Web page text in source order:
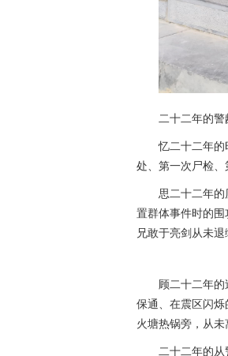
二十二年的
忆二十二年的
处、第一次尸检
思二十二年的
置群体事件时的
兄敢于亮剑从未退